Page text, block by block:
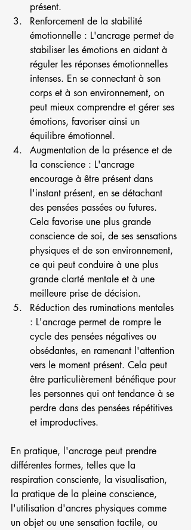
présent.
Renforcement de la stabilité
émotionnelle : L'ancrage permet de
stabiliser les émotions en aidant à
réguler les réponses émotionnelles
intenses. En se connectant à son
corps et à son environnement, on
peut mieux comprendre et gérer ses
émotions, favoriser ainsi un
équilibre émotionnel.
Augmentation de la présence et de
la conscience : L'ancrage
encourage à être présent dans
l'instant présent, en se détachant
des pensées passées ou futures.
Cela favorise une plus grande
conscience de soi, de ses sensations
physiques et de son environnement,
ce qui peut conduire à une plus
grande clarté mentale et à une
meilleure prise de décision.
Réduction des ruminations mentales
: L'ancrage permet de rompre le
cycle des pensées négatives ou
obsédantes, en ramenant l'attention
vers le moment présent. Cela peut
être particulièrement bénéfique pour
les personnes qui ont tendance à se
perdre dans des pensées répétitives
et improductives.
En pratique, l'ancrage peut prendre
différentes formes, telles que la
respiration consciente, la visualisation,
la pratique de la pleine conscience,
l'utilisation d'ancres physiques comme
un objet ou une sensation tactile, ou